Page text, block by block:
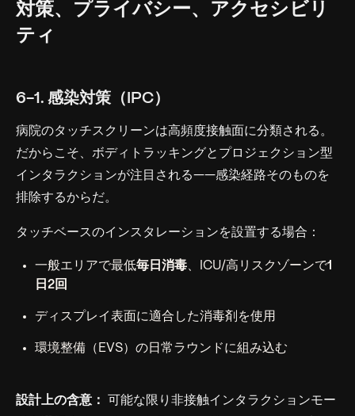
対策、プライバシー、アクセシビリ
ティ
6-1. 感染対策（IPC）
病院のタッチスクリーンは高頻度接触面に分類される。
だからこそ、ボディトラッキングとプロジェクション型
インタラクションが注目される——感染経路そのものを
排除するからだ。
タッチベースのインスタレーションを設置する場合：
一般エリアで最低毎日消毒、ICU/高リスクゾーンで1
日2回
ディスプレイ表面に適合した消毒剤を使用
環境整備（EVS）の日常ラウンドに組み込む
設計上の含意：
可能な限り非接触インタラクションモー